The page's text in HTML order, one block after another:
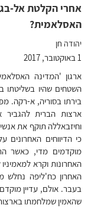
אחרי הקלטת אל-
האסלאמית?
יהודה חן
1 באוקטובר, 2017
ארגון 'המדינה
השטחים שהיו
בירתו בסוריה, א-רקה.
ארצות הברית להגביר
וחיזבאללה תוקף את
כי הדיווחים האחרונים
מוקדמים מדי, כאשר
האחרונות וקרא
האחרון כח'ליפה נחלש
בעבר. אולם, עדיין
שהאמין שמלחמתו